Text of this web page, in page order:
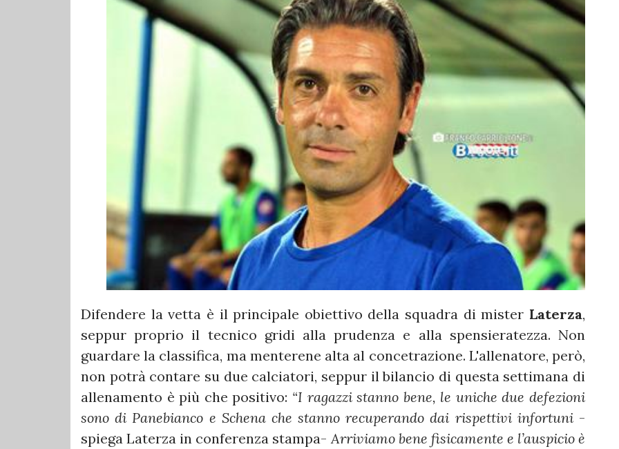
Difendere la vetta è il principale obiettivo della squadra di mister Laterza,
seppur proprio il tecnico gridi alla prudenza e alla spensieratezza. Non
guardare la classifica, ma menterene alta al concetrazione. L'allenatore, però,
non potrà contare su due calciatori, seppur il bilancio di questa settimana di
allenamento è più che positivo: “I ragazzi stanno bene, le uniche due defezioni
sono di Panebianco e Schena che stanno recuperando dai rispettivi infortuni-
spiega Laterza in conferenza stampa- Arriviamo bene fisicamente e l’auspicio è